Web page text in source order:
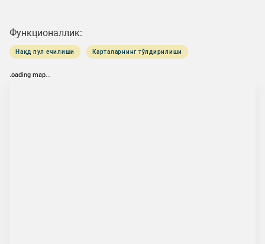
Функционаллик:
Нақд пул ечилиши Карталарнинг тўлдирилиши
loading map...